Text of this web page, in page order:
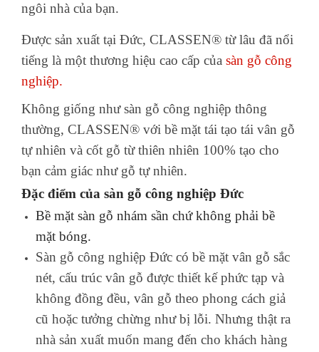
ngôi nhà của bạn.
Được sản xuất tại Đức, CLASSEN® từ lâu đã nổi
tiếng là một thương hiệu cao cấp của sàn gỗ công
nghiệp.
Không giống như sàn gỗ công nghiệp thông
thường, CLASSEN® với bề mặt tái tạo tái vân gỗ
tự nhiên và cốt gỗ từ thiên nhiên 100% tạo cho
bạn cảm giác như gỗ tự nhiên.
Đặc điểm của sàn gỗ công nghiệp Đức
Bề mặt sàn gỗ nhám sần chứ không phải bề
mặt bóng.
Sàn gỗ công nghiệp Đức có bề mặt vân gỗ sắc
nét, cấu trúc vân gỗ được thiết kế phức tạp và
không đồng đều, vân gỗ theo phong cách giả
cũ hoặc tưởng chừng như bị lỗi. Nhưng thật ra
nhà sản xuất muốn mang đến cho khách hàng